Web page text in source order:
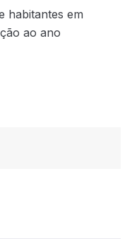
habitantes em
ao ano